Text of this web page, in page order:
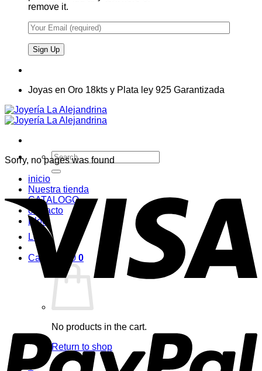
remove it.
Joyas en Oro 18kts y Plata ley 925 Garantizada
Search
for:
inicio
Nuestra tienda
CATALOGO
contacto
Blog
Login
Cart / 0,00 0
No products in the cart.
Return to shop
Sorry, no pages was found